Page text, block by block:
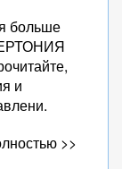
больше
и
>>